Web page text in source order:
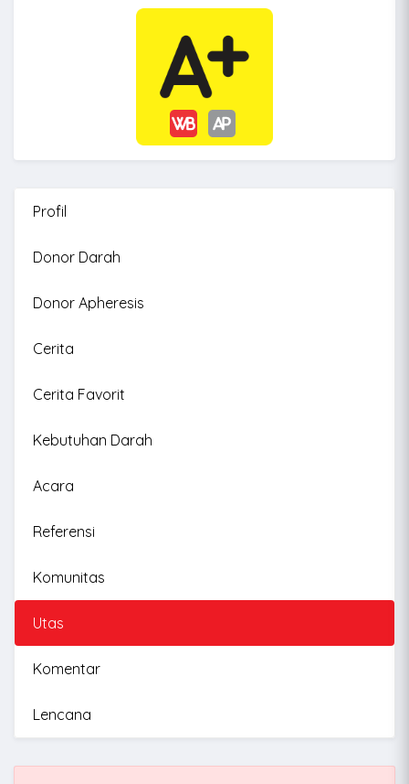
Profil
Donor Darah
Donor Apheresis
Cerita
Cerita Favorit
Kebutuhan Darah
Acara
Referensi
Komunitas
Utas
Komentar
Lencana